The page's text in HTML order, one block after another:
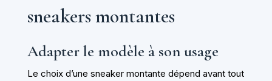
sneakers montantes
Adapter le modèle à son usage
Le choix d’une sneaker montante dépend avant tout